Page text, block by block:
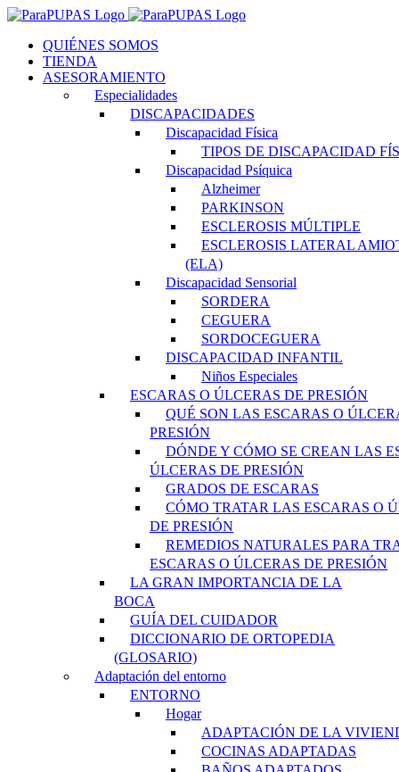
Saltar
contenidoQUIÉNES SOMOS
TIENDA
ASESORAMIENTO
Especialidades
DISCAPACIDADES
Discapacidad Física
TIPOS DE DISCAPACIDAD
Discapacidad Psíquica
Alzheimer
PARKINSON
ESCLEROSIS MÚLTIPLE
ESCLEROSIS LATERAL
(ELA)
Discapacidad Sensorial
SORDERA
CEGUERA
SORDOCEGUERA
DISCAPACIDAD INFANTIL
Niños Especiales
ESCARAS O ÚLCERAS DE PRESIÓN
QUÉ SON LAS ESCARAS O
PRESIÓN
DÓNDE Y CÓMO SE CREAN LAS
ÚLCERAS DE PRESIÓN
GRADOS DE ESCARAS
CÓMO TRATAR LAS ESCARAS O
DE PRESIÓN
REMEDIOS NATURALES PARA
ESCARAS O ÚLCERAS DE PRESIÓN
LA GRAN IMPORTANCIA DE LA
BOCA
GUÍA DEL CUIDADOR
DICCIONARIO DE ORTOPEDIA
(GLOSARIO)
Adaptación del entorno
ENTORNO
Hogar
ADAPTACIÓN DE LA
COCINAS ADAPTADAS